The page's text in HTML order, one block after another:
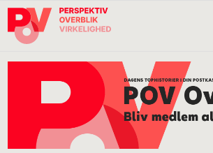
Gå
direkte
Skip
indhold
Gå
direkte